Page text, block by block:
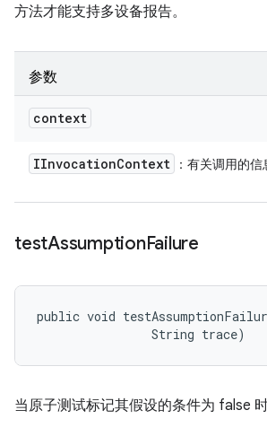
方法才能支持多设备报告。
参数
context
IInvocationContext ：有关调用的信
testAssumptionFailure
public void
                String trace)
当原子测试标记其假设的条件为 false